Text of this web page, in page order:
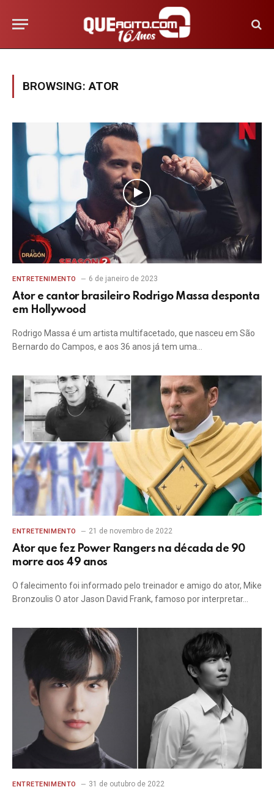
BROWSING:ATOR
ENTRETENIMENTO 6 de janeiro de 2023
Ator e cantor brasileiro Rodrigo Massa desponta
em Hollywood
Rodrigo Massa é um artista multifacetado, que nasceu em São
Bernardo do Campos, e aos 36 anos já tem uma…
ENTRETENIMENTO 21 de novembro de 2022
Ator que fez Power Rangers na década de 90
morre aos 49 anos
O falecimento foi informado pelo treinador e amigo do ator, Mike
Bronzoulis O ator Jason David Frank, famoso por interpretar…
ENTRETENIMENTO 31 de outubro de 2022